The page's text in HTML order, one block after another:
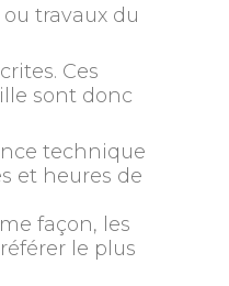
travaux du
Ces
sont donc
technique
et heures de
façon, les
le plus